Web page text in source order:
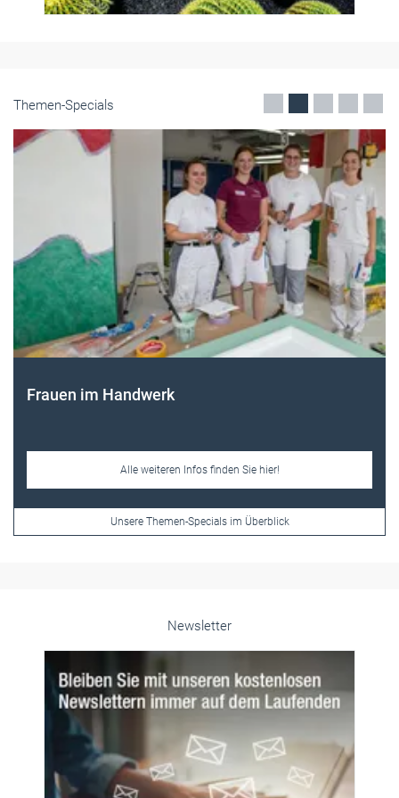
Themen-Specials
Frauen im Handwerk
Alle weiteren Infos finden Sie hier!
Unsere Themen-Specials im Überblick
Newsletter